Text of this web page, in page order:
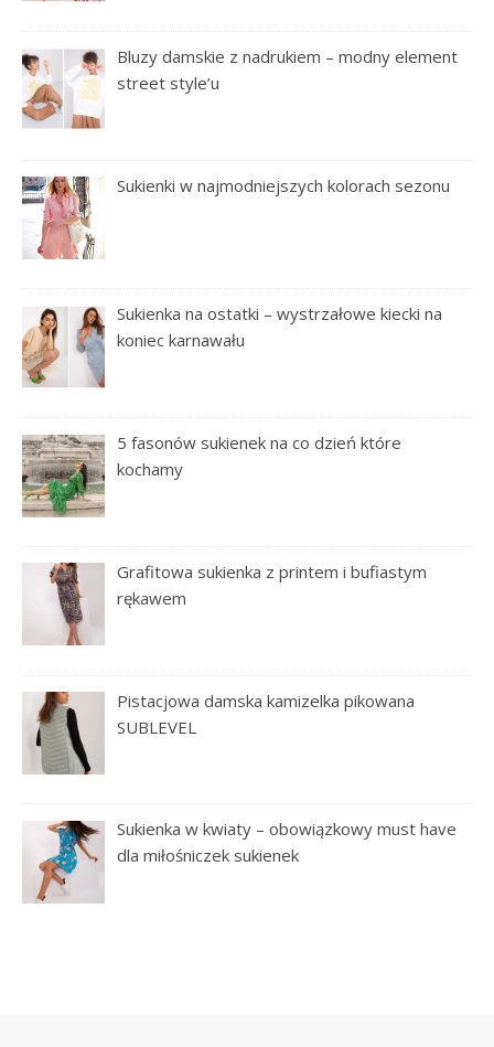
Bluzy damskie z nadrukiem – modny element
street style’u
Sukienki w najmodniejszych kolorach sezonu
Sukienka na ostatki – wystrzałowe kiecki na
koniec karnawału
5 fasonów sukienek na co dzień które
kochamy
Grafitowa sukienka z printem i bufiastym
rękawem
Pistacjowa damska kamizelka pikowana
SUBLEVEL
Sukienka w kwiaty – obowiązkowy must have
dla miłośniczek sukienek